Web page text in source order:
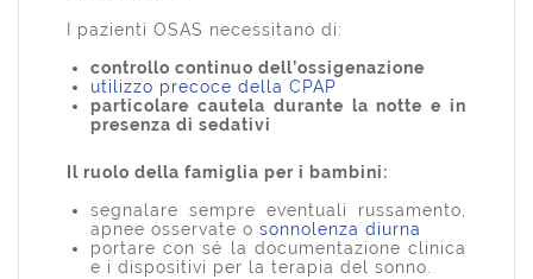
I pazienti OSAS necessitano di:
controllo continuo dell’ossigenazione
utilizzo precoce della CPAP
particolare cautela durante la notte e in
presenza di sedativi
Il ruolo della famiglia per i bambini:
segnalare sempre eventuali russamento,
apnee osservate o sonnolenza diurna
portare con sé la documentazione clinica
e i dispositivi per la terapia del sonno.